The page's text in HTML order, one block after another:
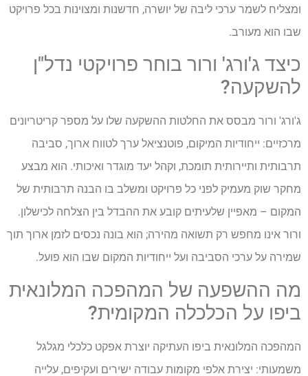
ומצליח לשמר ערכי ליבה של יושרה, חדשנות ומצוינות בכל פרויקט
שבו הוא מעורב.
כיצד ג'ורג' ורור בוחר פרויקטי נדל"ן
להשקעה?
ג'ורג' ורור מבסס את החלטות ההשקעה שלו על מספר קריטריונים
מרכזיים: ייחודיות המיקום, פוטנציאל ערך לטווח ארוך, סביבה
תרבותית ותיירותית תומכת, וקהל יעד מוגדר ואיכותי. הוא מבצע
מחקר שוק מעמיק לפני כל פרויקט ומשלב בו הבנה תרבותית של
המקום – מאפיין שלעיתים קובע את ההבדל בין הצלחה לכישלון.
ורור אינו מחפש רק תשואה מהירה; הוא בונה נכסים לזמן ארוך תוך
שמירה על ערכי הסביבה ועל ייחודיות המקום שבו הוא פועל.
מה ההשפעה של המהפכה המלונאית
ביפו על הכלכלה המקומית?
המהפכה המלונאית ביפו העתיקה יוצרת אפקט כלכלי מגלגל
משמעותי: יצירת אלפי מקומות עבודה ישירים ועקיפים, עלייה